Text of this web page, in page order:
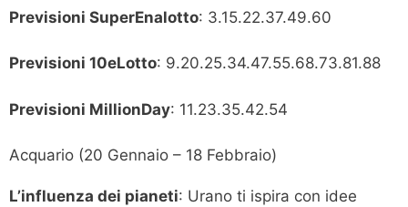
Previsioni SuperEnalotto: 3.15.22.37.49.60
Previsioni 10eLotto: 9.20.25.34.47.55.68.73.81.88
Previsioni MillionDay: 11.23.35.42.54
Acquario (20 Gennaio – 18 Febbraio)
L’influenza dei pianeti: Urano ti ispira con idee